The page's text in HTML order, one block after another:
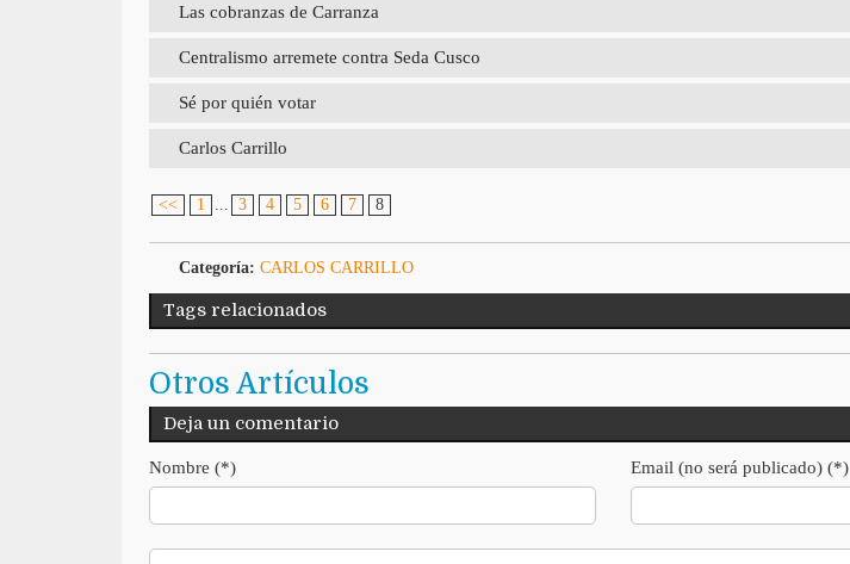
Las cobranzas de Carranza
Centralismo arremete contra Seda Cusco
Sé por quién votar
Carlos Carrillo
<< 1 3 4 5 6 7 8
Categoría: CARLOS CARRILLO
Tags relacionados
Otros Artículos
Deja un comentario
Nombre (*) Email (no será publicado) (*)